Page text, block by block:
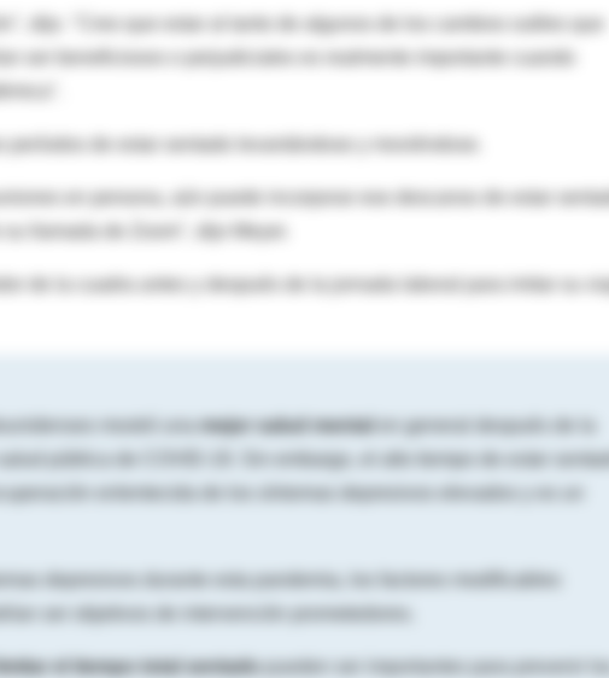
dijo. "Creo que estar al tanto de algunos de los cambios sutiles que
ser beneficiosos o perjudiciales es realmente importante cuando
períodos de estar sentado levantándose y moviéndose.
mejor salud mental
en general después de la
pública de COVID-19. Sin embargo, el alto tiempo de
limitar el tiempo total sentado